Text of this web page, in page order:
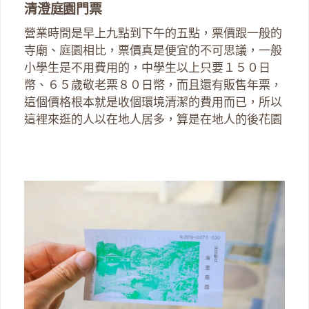
清澄庭園門票
營業時間是早上九點到下午的五點，票價跟一般的
寺廟、庭園相比，票價真是便宜的不可思議，一般
小學生是不用費用的，中學生以上只要１５０日
幣、６５歲敬老票８０日幣，而且還有販售年票，
這個價格根本就是收個環境清潔的費用而已，所以
這裡來逛的人以在地人居多，算是在地人的後花園